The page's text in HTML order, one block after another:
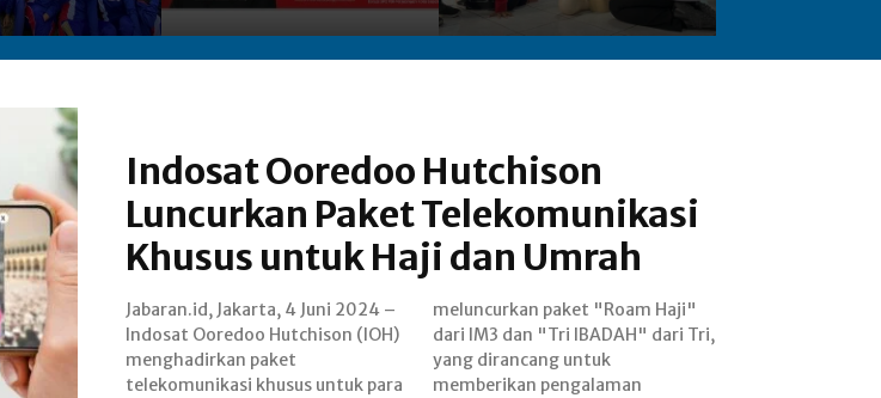
Indosat Ooredoo Hutchison
Luncurkan Paket Telekomunikasi
Khusus untuk Haji dan Umrah
Jabaran.id, Jakarta, 4 Juni 2024 –
Indosat Ooredoo Hutchison (IOH)
menghadirkan paket
telekomunikasi khusus untuk para
meluncurkan paket "Roam Haji"
dari IM3 dan "Tri IBADAH" dari Tri,
yang dirancang untuk
memberikan pengalaman